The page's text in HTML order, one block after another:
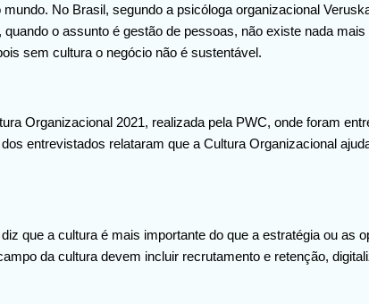
No Brasil, segundo a psicóloga organizacional
o assunto é gestão de pessoas, não existe nada
sem cultura o negócio não é sustentável.
Organizacional 2021, realizada pela PWC, onde foram
entrevistados relataram que a Cultura Organizacional
que a cultura é mais importante do que a estratégia ou as
da cultura devem incluir recrutamento e retenção,